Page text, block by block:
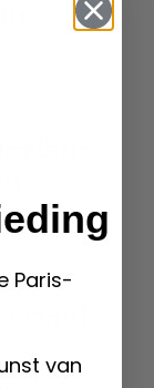
Paris-
van